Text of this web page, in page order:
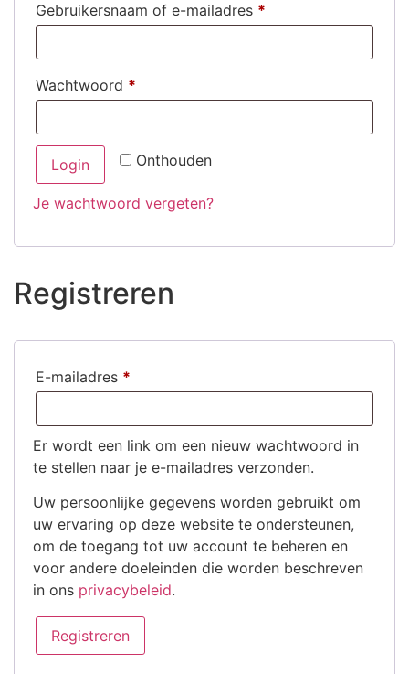
Gebruikersnaam of e-mailadres *
Wachtwoord *
Onthouden
Login
Je wachtwoord vergeten?
Registreren
E-mailadres *
Er wordt een link om een nieuw wachtwoord in
te stellen naar je e-mailadres verzonden.
Uw persoonlijke gegevens worden gebruikt om
uw ervaring op deze website te ondersteunen,
om de toegang tot uw account te beheren en
voor andere doeleinden die worden beschreven
in ons privacybeleid.
Registreren